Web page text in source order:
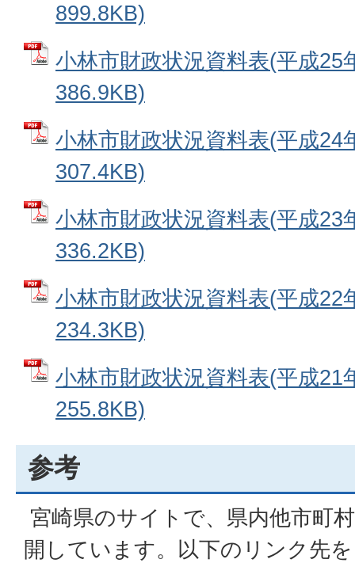
899.8KB)
小林市財政状況資料表(平成
386.9KB)
小林市財政状況資料表(平成
307.4KB)
小林市財政状況資料表(平成
336.2KB)
小林市財政状況資料表(平成
234.3KB)
小林市財政状況資料表(平成
255.8KB)
参考
宮崎県のサイトで、県内他市町
開しています。以下のリンク先